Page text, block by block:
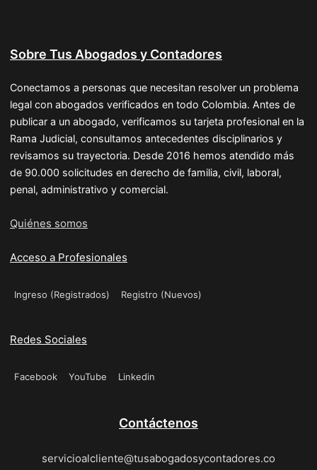
Sobre Tus Abogados y Contadores
Conectamos a personas que necesitan resolver un problema
legal con abogados verificados en todo Colombia. Antes de
publicar a un abogado, verificamos su tarjeta profesional en la
Rama Judicial, consultamos antecedentes disciplinarios y
revisamos su trayectoria. Desde 2016 hemos atendido más
de 90.000 solicitudes en derecho de familia, civil, laboral,
penal, administrativo y comercial.
Quiénes somos
Acceso a Profesionales
Ingreso (Registrados) Registro (Nuevos)
Redes Sociales
Facebook YouTube Linkedin
Contáctenos
servicioalcliente@tusabogadosycontadores.co